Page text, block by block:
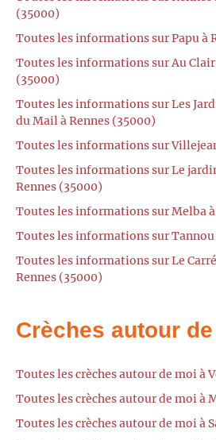
(35000)
Toutes les informations sur Papu à
Toutes les informations sur Au Clair
(35000)
Toutes les informations sur Les
du Mail à Rennes (35000)
Toutes les informations sur
Toutes les informations sur Le
Rennes (35000)
Toutes les informations sur Melba à
Toutes les informations sur Tannou
Toutes les informations sur Le
Rennes (35000)
Crèches autour
Toutes les crèches autour de moi à
Toutes les crèches autour de moi à
Toutes les crèches autour de moi à